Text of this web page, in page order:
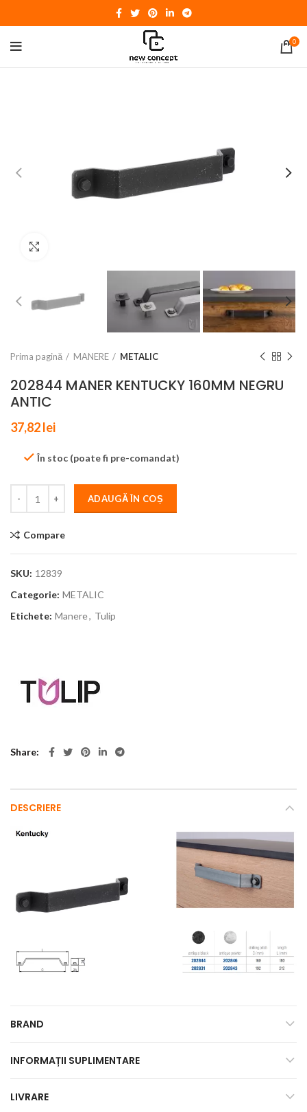
0
Prima pagină MANERE METALIC
202844 MANER KENTUCKY 160MM NEGRU
ANTIC
37,82lei
În stoc (poate fi pre-comandat)
ADAUGĂ ÎN COȘ
Compare
SKU: 12839
Categorie: METALIC
Etichete: Manere, Tulip
Share
DESCRIERE
BRAND
INFORMAȚII SUPLIMENTARE
LIVRARE